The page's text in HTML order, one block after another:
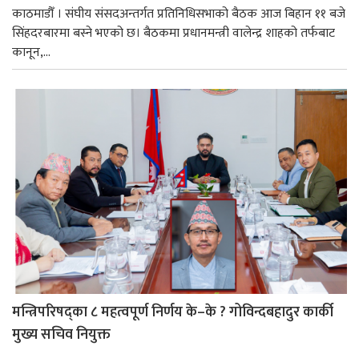
काठमाडौँ । संघीय संसदअन्तर्गत प्रतिनिधिसभाको बैठक आज बिहान ११ बजे
सिंहदरबारमा बस्ने भएको छ। बैठकमा प्रधानमन्त्री वालेन्द्र शाहको तर्फबाट
कानून,...
मन्त्रिपरिषद्का ८ महत्वपूर्ण निर्णय के–के ? गोविन्दबहादुर कार्की
मुख्य सचिव नियुक्त